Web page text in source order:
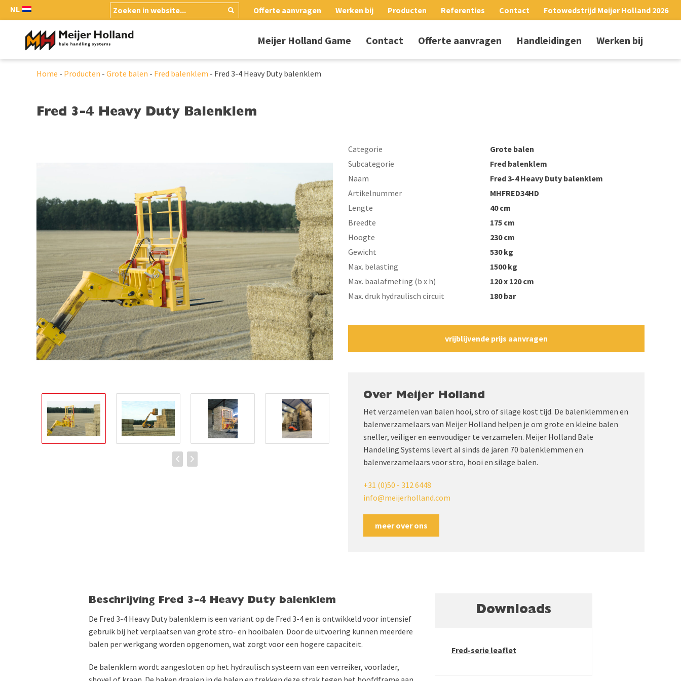
NL Offerte aanvragen Werken bij Producten Referenties Contact Fotowedstrijd Meijer Holland 2026
Meijer Holland Game Contact Offerte aanvragen Handleidingen Werken bij
Home - Producten - Grote balen - Fred balenklem - Fred 3-4 Heavy Duty balenklem
Fred 3-4 Heavy Duty Balenklem
Categorie
Grote balen
Subcategorie
Fred balenklem
Naam
Fred 3-4 Heavy Duty balenklem
Artikelnummer
MHFRED34HD
Lengte
40 cm
Breedte
175 cm
Hoogte
230 cm
Gewicht
530 kg
Max. belasting
1500 kg
Max. baalafmeting (b x h)
120 x 120 cm
Max. druk hydraulisch circuit
180 bar
vrijblijvende prijs aanvragen
Over Meijer Holland
Het verzamelen van balen hooi, stro of silage kost tijd. De balenklemmen en
balenverzamelaars van Meijer Holland helpen je om grote en kleine balen
sneller, veiliger en eenvoudiger te verzamelen. Meijer Holland Bale
Handeling Systems levert al sinds de jaren 70 balenklemmen en
balenverzamelaars voor stro, hooi en silage balen.
+31 (0)50 - 312 6448
info@meijerholland.com
meer over ons
Beschrijving Fred 3-4 Heavy Duty balenklem
De Fred 3-4 Heavy Duty balenklem is een variant op de Fred 3-4 en is ontwikkeld voor intensief
gebruik bij het verplaatsen van grote stro- en hooibalen. Door de uitvoering kunnen meerdere
balen per werkgang worden opgenomen, wat zorgt voor een hogere capaciteit.
De balenklem wordt aangesloten op het hydraulisch systeem van een verreiker, voorlader,
Downloads
Fred-serie leaflet